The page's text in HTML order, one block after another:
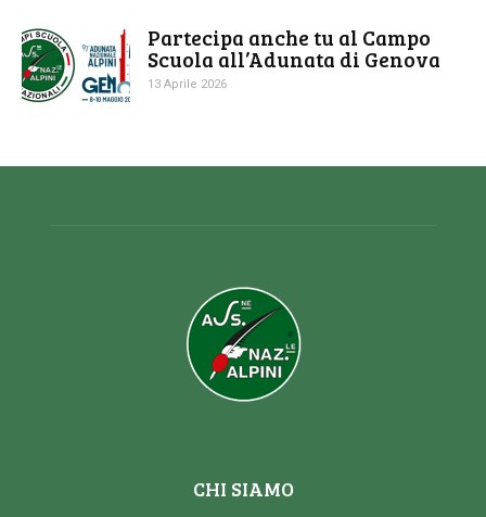
Partecipa anche tu al Campo
Scuola all’Adunata di Genova
13 Aprile 2026
CHI SIAMO